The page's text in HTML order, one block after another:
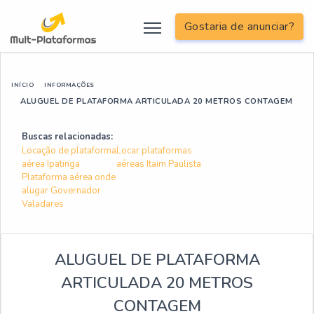
Gostaria de anunciar?
INÍCIO INFORMAÇÕES
ALUGUEL DE PLATAFORMA ARTICULADA 20 METROS CONTAGEM
Buscas relacionadas:
Locação de plataforma
aérea Ipatinga
Locar plataformas
aéreas Itaim Paulista
Plataforma aérea onde
alugar Governador
Valadares
ALUGUEL DE PLATAFORMA
ARTICULADA 20 METROS
CONTAGEM